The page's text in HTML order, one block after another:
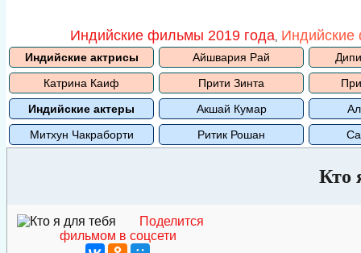
Индийские фильмы 2019 года,
Индийские актрисы Айшвария Рай
Катрина Каиф
Прити Зинта
Индийские актеры
Акшай Кумар
Митхун Чакраборти
Ритик Рошан
Кто
Поделится
фильмом в соцсети